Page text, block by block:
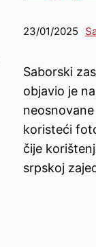
23/01/2025
Saborski
objavio je
koristeći
čije
srpskoj